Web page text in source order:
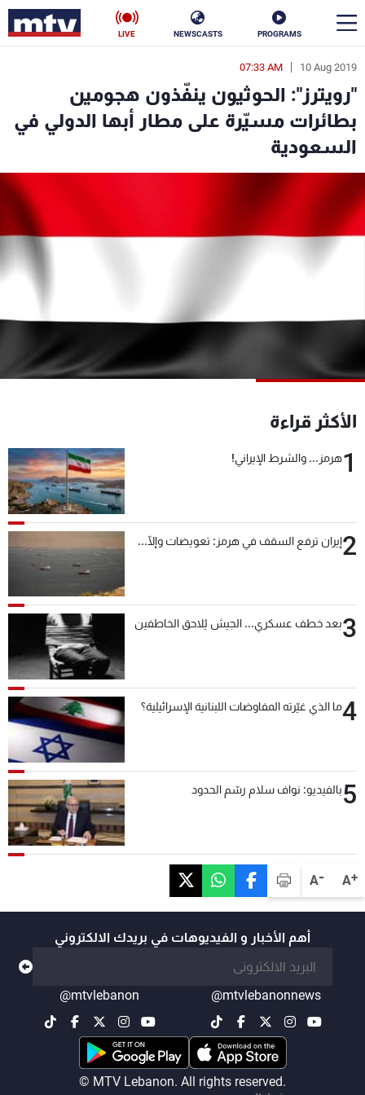
PROGRAMS
NEWSCASTS
LIVE
A+
A-
10 Aug 2019
07:33 AM
"رويترز": الحوثيون ينفّذون هجومين
بطائرات مسيّرة على مطار أبها الدولي في
السعودية
الأكثر قراءة
1هرمز... والشرط الإيراني!
2إيران ترفع السقف في هرمز: تعويضات وإلّا...
3بعد خطف عسكري... الجيش يُلاحق الخاطفين
4ما الذي غيّرته المفاوضات اللبنانية الإسرائيلية؟
5بالفيديو: نواف سلام رسّم الحدود
أهم الأخبار و الفيديوهات في بريدك الالكتروني
@mtvlebanonnews
@mtvlebanon
© MTV Lebanon. All rights reserved.
en
الأخبار
سياسة
منوعات
كأس العالم
شاهد البرامج
عن MTV
الإنـتـاج
شروط الإسـتخدام
سياسة الخصوصية